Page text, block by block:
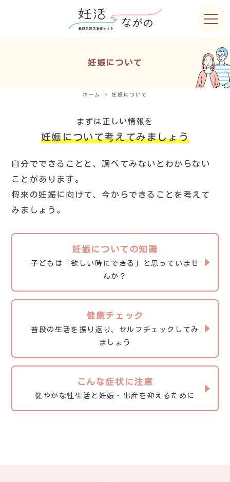
妊娠について
ホーム 妊娠について
まずは正しい情報を
妊娠について考えてみましょう
自分でできることと、調べてみないとわからない
ことがあります。
将来の妊娠に向けて、今からできることを考えて
みましょう。
妊娠についての知識
子どもは「欲しい時にできる」と思っていませ
んか？
健康チェック
普段の生活を振り返り、セルフチェックしてみ
ましょう
こんな症状に注意
健やかな性生活と妊娠・出産を迎えるために